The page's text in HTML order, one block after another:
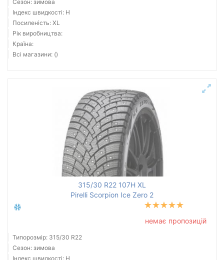
Сезон: зимова
Індекс швидкості: H
Посиленість: XL
Рік виробництва:
Країна:
Всі магазини: ()
315/30 R22 107H XL
Pirelli Scorpion Ice Zero 2
немає пропозицій
Типорозмір: 315/30 R22
Сезон: зимова
Індекс швидкості: H